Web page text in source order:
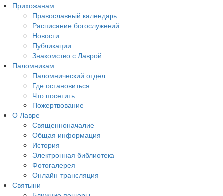
Прихожанам
Православный календарь
Расписание богослужений
Новости
Публикации
Знакомство с Лаврой
Паломникам
Паломнический отдел
Где остановиться
Что посетить
Пожертвование
О Лавре
Священноначалие
Общая информация
История
Электронная библиотека
Фотогалерея
Онлайн-трансляция
Святыни